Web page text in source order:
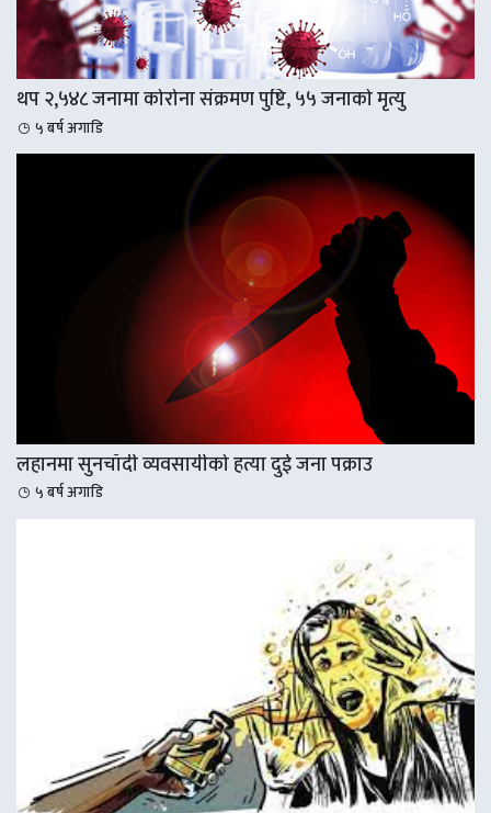
थप २,५४८ जनामा कोरोना संक्रमण पुष्टि, ५५ जनाको मृत्यु
५ बर्ष अगाडि
लहानमा सुनचाँदी व्यवसायीको हत्या दुई जना पक्राउ
५ बर्ष अगाडि